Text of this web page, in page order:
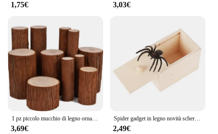
1,75€ 3,03€
1 pz piccolo mucchio di legno ornamenti Base ceppo legno originale abete fotografia strumento fotografico manuale decorazione fai da te legno non finito
3,69€
Spider gadget in legno novità scherzo regalo divertente scherzo in legno scatola per spaventare ragno innocuo Halloween Holiday giocattoli Horror spaventosi
2,49€